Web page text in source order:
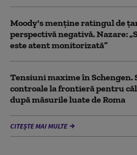
Moody's menține ratingul de
perspectivă negativă. Nazare:
este atent monitorizată”
Tensiuni maxime în Schengen.
controale la frontieră pentru
după măsurile luate de Roma
CITEȘTE MAI MULTE